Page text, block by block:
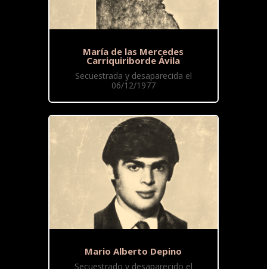
María de las Mercedes
Carriquiriborde Ávila
Secuestrada y desaparecida el
06/12/1977
Mario Alberto Depino
Secuestrado y desaparecido el